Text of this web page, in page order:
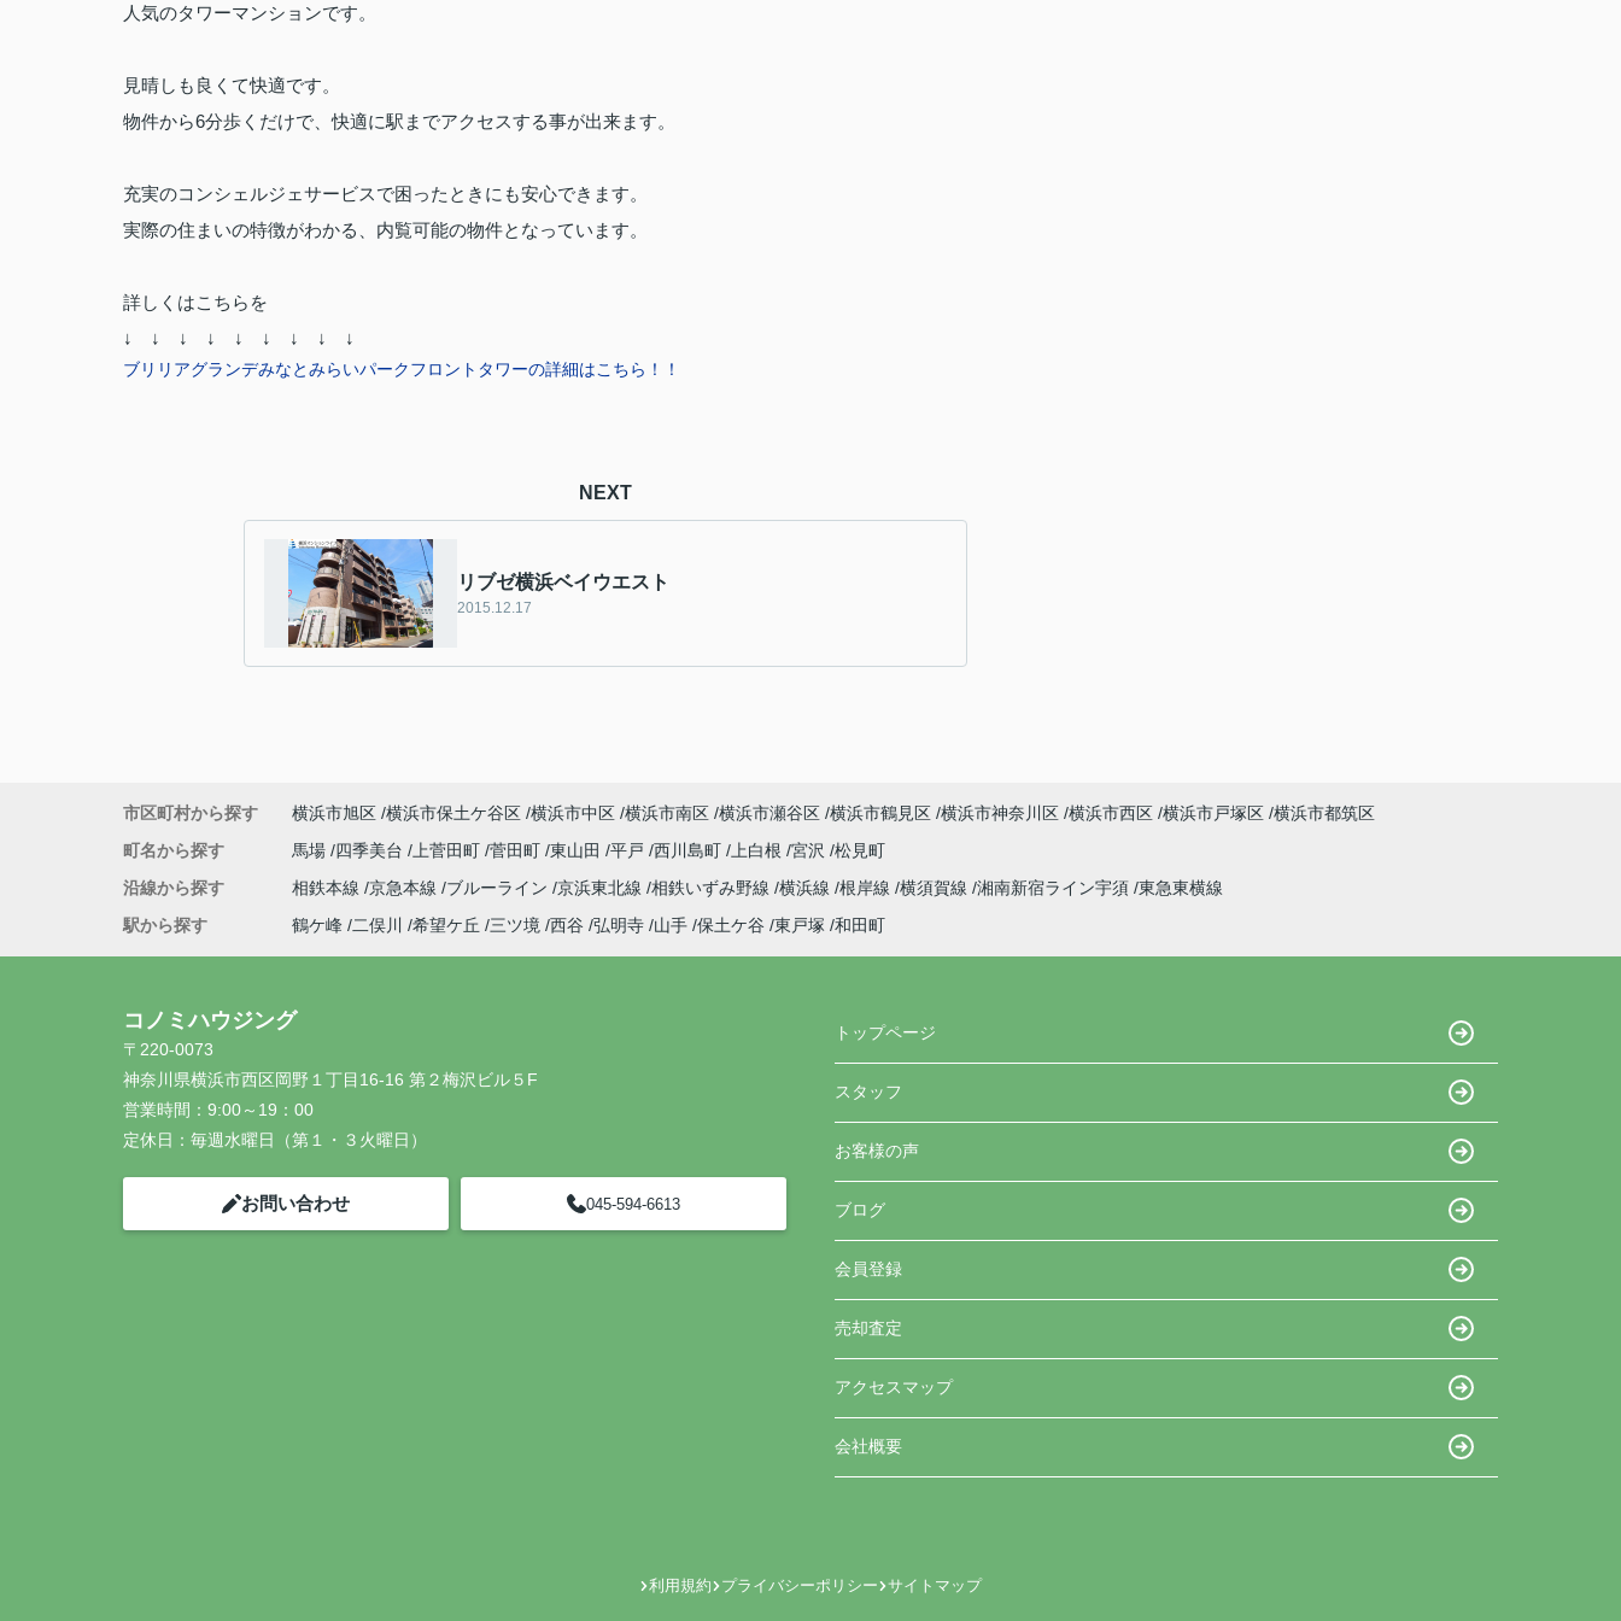
人気のタワーマンションです。
見晴しも良くて快適です。
物件から6分歩くだけで、快適に駅までアクセスする事が出来ます。
充実のコンシェルジェサービスで困ったときにも安心できます。
実際の住まいの特徴がわかる、内覧可能の物件となっています。
詳しくはこちらを
↓ ↓ ↓ ↓ ↓ ↓ ↓ ↓ ↓
ブリリアグランデみなとみらいパークフロントタワーの詳細はこちら！！
NEXT
リブゼ横浜ベイウエスト
2015.12.17
市区町村から探す 横浜市旭区 横浜市保土ケ谷区 横浜市中区 横浜市南区 横浜市瀬谷区 横浜市鶴見区 横浜市神奈川区 横浜市西区 横浜市戸塚区 横浜市都筑区
町名から探す
馬場 四季美台 上菅田町 菅田町 東山田 平戸 西川島町 上白根 宮沢
松見町
沿線から探す
相鉄本線 京急本線 ブルーライン 京浜東北線 相鉄いずみ野線 横浜線 根岸線 横須賀線 湘南新宿ライン宇須 東急東横線
駅から探す
鶴ケ峰 二俣川 希望ケ丘 三ツ境 西谷 弘明寺 山手 保土ケ谷 東戸塚 和田町
コノミハウジング
〒220-0073
神奈川県横浜市西区岡野１丁目16-16 第２梅沢ビル５F
営業時間： 9:00～19：00
定休日： 毎週水曜日（第１・３火曜日）
お問い合わせ 045-594-6613
トップページ
スタッフ
お客様の声
ブログ
会員登録
売却査定
アクセスマップ
会社概要
利用規約 プライバシーポリシー サイトマップ